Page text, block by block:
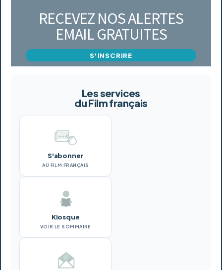
RECEVEZ NOS ALERTES
EMAIL GRATUITES
S'INSCRIRE
Les services
du Film français
S'abonner
AU FILM FRANÇAIS
Kiosque
VOIR LE SOMMAIRE